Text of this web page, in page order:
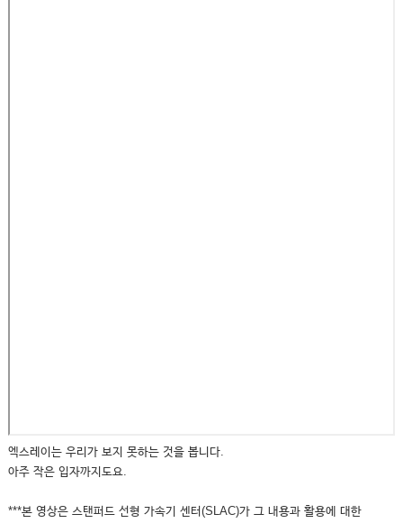
엑스레이는 우리가 보지 못하는 것을 봅니다.
아주 작은 입자까지도요.
***본 영상은 스탠퍼드 선형 가속기 센터(SLAC)가 그 내용과 활용에 대한